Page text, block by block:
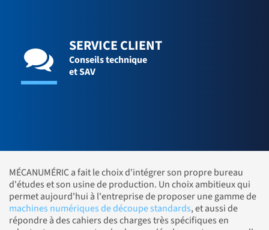
SERVICE CLIENT
Conseils technique
et SAV
MÉCANUMÉRIC a fait le choix d'intégrer son propre bureau
d'études et son usine de production. Un choix ambitieux qui
permet aujourd'hui à l'entreprise de proposer une gamme de
machines numériques de découpe standards, et aussi de
répondre à des cahiers des charges très spécifiques en